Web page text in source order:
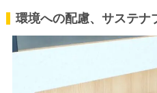
環境への配慮、サステナ